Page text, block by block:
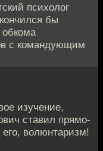
психолог
бы
с командующим
изучение,
ставил прямо-
его, волюнтаризм!